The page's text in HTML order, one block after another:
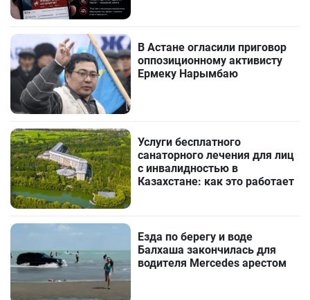
В Астане огласили приговор
оппозиционному активисту
Ермеку Нарымбаю
Услуги бесплатного
санаторного лечения для лиц
с инвалидностью в
Казахстане: как это работает
Езда по берегу и воде
Балхаша закончилась для
водителя Mercedes арестом